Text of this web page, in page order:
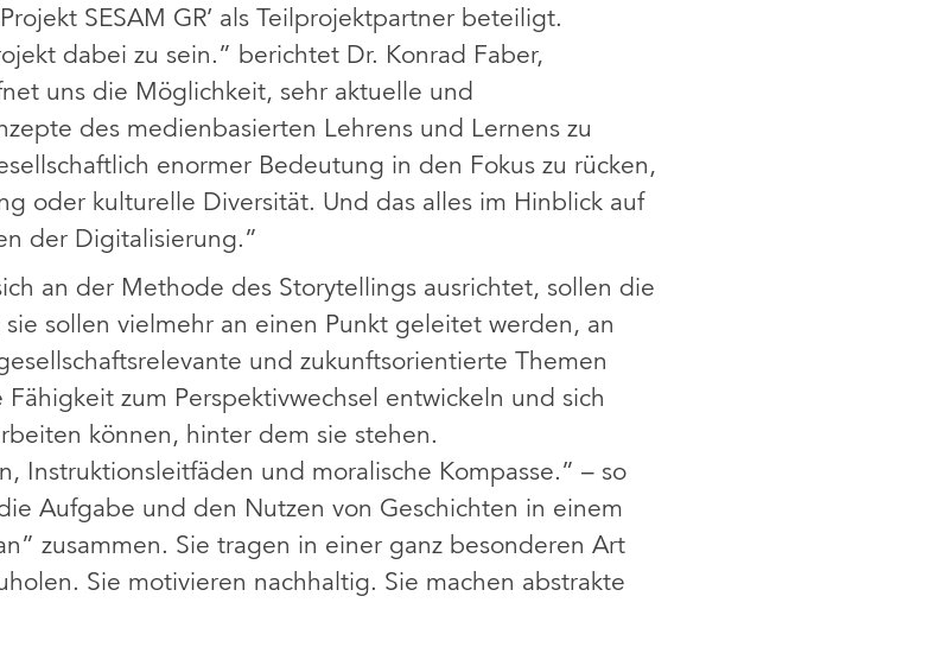
SESAM GR’ als Teilprojektpartner beteiligt.
dabei zu sein.” berichtet Dr. Konrad Faber,
uns die Möglichkeit, sehr aktuelle und
des medienbasierten Lehrens und Lernens zu
enormer Bedeutung in den Fokus zu rücken,
oder kulturelle Diversität. Und das alles im Hinblick auf
der Digitalisierung.”
an der Methode des Storytellings ausrichtet, sollen die
sollen vielmehr an einen Punkt geleitet werden, an
und zukunftsorientierte Themen
zum Perspektivwechsel entwickeln und sich
können, hinter dem sie stehen.
Instruktionsleitfäden und moralische Kompasse.” – so
Aufgabe und den Nutzen von Geschichten in einem
zusammen. Sie tragen in einer ganz besonderen Art
Sie motivieren nachhaltig. Sie machen abstrakte